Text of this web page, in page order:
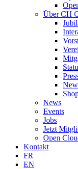
Über CH
News
Events
Jobs
Jetzt
Open
Kontakt
FR
EN